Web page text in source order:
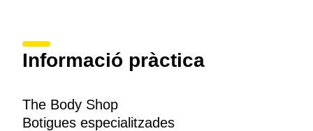
Informació pràctica
The Body Shop
Botigues especialitzades